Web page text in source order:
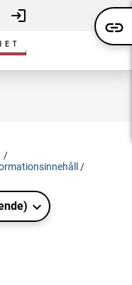
login
in
link